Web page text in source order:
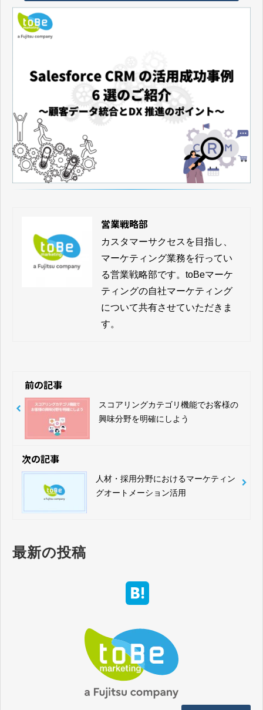
営業戦略部
カスタマーサクセスを目指し、
マーケティング業務を行ってい
る営業戦略部です。toBeマーケ
ティングの自社マーケティング
について共有させていただきま
す。
前の記事
スコアリングカテゴリ機能でお客様の
興味分野を明確にしよう
次の記事
人材・採用分野におけるマーケティン
グオートメーション活用
最新の投稿